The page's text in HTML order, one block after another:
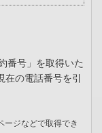
番号」を取得いた
の電話番号を引
ジなどで取得でき